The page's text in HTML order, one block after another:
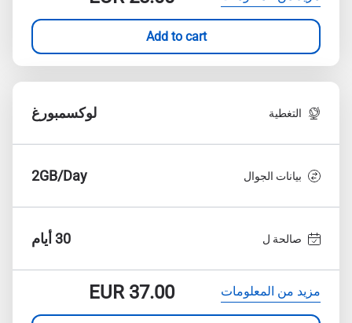
Add to cart
التغطية لوكسمبورغ
بيانات الجوال 2GB/Day
صالحة ل 30 أيام
مزيد من المعلومات EUR37.00